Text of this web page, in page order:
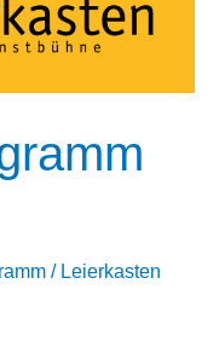
/ Leierkasten